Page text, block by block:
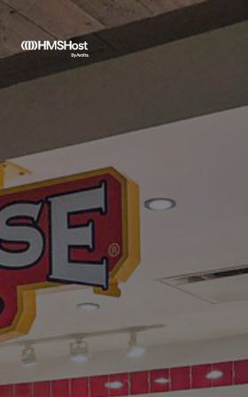
Menu
Gastronomía
Innovación
Carreras